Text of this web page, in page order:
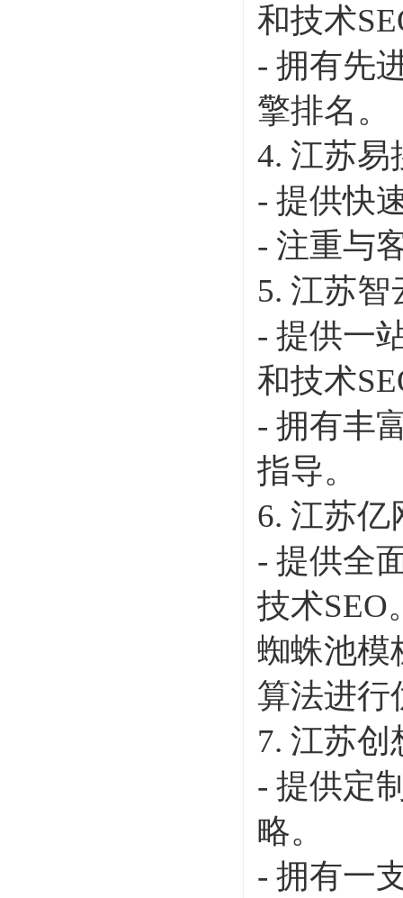
和技术
- 拥有先
擎排名。
4. 江苏易
- 提供快
- 注重与
5. 江苏
- 提供一
和技术
- 拥有丰
指导。
6. 江苏
- 提供全
技术SEO
蜘蛛池模
算法进行
7. 江苏
- 提供定
略。
- 拥有一